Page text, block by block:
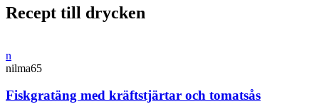
Recept till drycken
n
nilma65
Fiskgratäng med kräftstjärtar och tomatsås